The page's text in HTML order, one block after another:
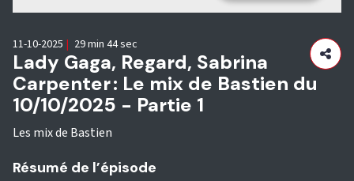
Lady Gaga, Regard, Sabrina
Carpenter : Le mix de Bastien du
10/10/2025 - Partie 1
Les mix de Bastien
11-10-2025 | 29 min 44 sec
Résumé de l’épisode